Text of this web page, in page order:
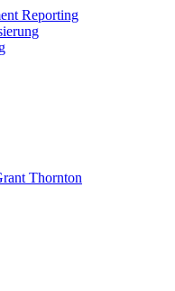
Reporting
Thornton